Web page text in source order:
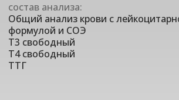
состав анализа:
Общий анализ крови с
формулой и СОЭ
Т3 свободный
Т4 свободный
ТТГ